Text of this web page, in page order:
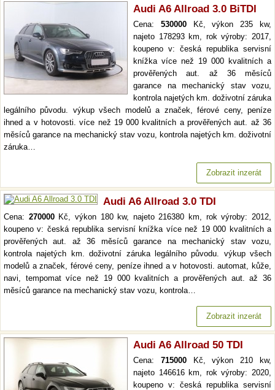
Audi A6 Allroad 3.0 BiTDI
Cena: 530000Kč, výkon 235 kw,
najeto 178293 km, rok výroby: 2017,
koupeno v: česká republika servisní
knížka více než 19 000 kvalitních a
prověřených aut. až 36 měsíců
garance na mechanický stav vozu,
kontrola najetých km. doživotní záruka
legálního původu. výkup všech modelů a značek, férové ceny, peníze
ihned a v hotovosti. více než 19 000 kvalitních a prověřených aut. až 36
měsíců garance na mechanický stav vozu, kontrola najetých km. doživotní
záruka…
Zobrazit inzerát
Audi A6 Allroad 3.0 TDI
Cena: 270000Kč, výkon 180 kw, najeto 216380 km, rok výroby: 2012,
koupeno v: česká republika servisní knížka více než 19 000 kvalitních a
prověřených aut. až 36 měsíců garance na mechanický stav vozu,
kontrola najetých km. doživotní záruka legálního původu. výkup všech
modelů a značek, férové ceny, peníze ihned a v hotovosti. automat, kůže,
navi, tempomat více než 19 000 kvalitních a prověřených aut. až 36
měsíců garance na mechanický stav vozu, kontrola…
Zobrazit inzerát
Audi A6 Allroad 50 TDI
Cena: 715000Kč, výkon 210 kw,
najeto 146616 km, rok výroby: 2020,
koupeno v: česká republika servisní